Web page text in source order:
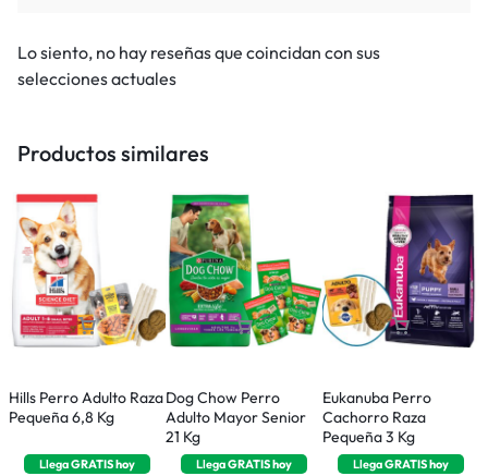
Lo siento, no hay reseñas que coincidan con sus
selecciones actuales
Productos similares
Hills Perro Adulto Raza
Pequeña 6,8 Kg
LlegaGRATIShoy
Dog Chow Perro
Adulto Mayor Senior
21 Kg
LlegaGRATIShoy
Eukanuba Perro
Cachorro Raza
Pequeña 3 Kg
LlegaGRATIShoy